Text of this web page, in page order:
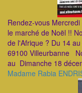
Rendez-vous
le marché de Noël !!
de l'Afrique ? Du 14
69100 Villeurbanne
au Dimanche 18
Madame Rabia